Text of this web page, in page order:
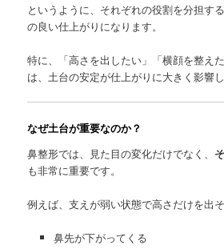
というように、それぞれの役割を分担す
の良い仕上がりになります。
特に、「高さを出したい」「横顔を整え
は、土台の安定が仕上がりに大きく影響し
なぜ土台が重要なのか？
鼻整形では、見た目の変化だけでなく、
も非常に重要です。
例えば、支えが弱い状態で高さだけを出そ
鼻先が下がってくる